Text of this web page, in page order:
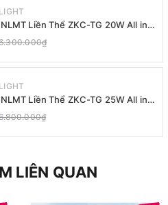
Liền Thể ZKC-TG 20W All in
Light
Liền Thể ZKC-TG 25W All in
Light
LIÊN QUAN